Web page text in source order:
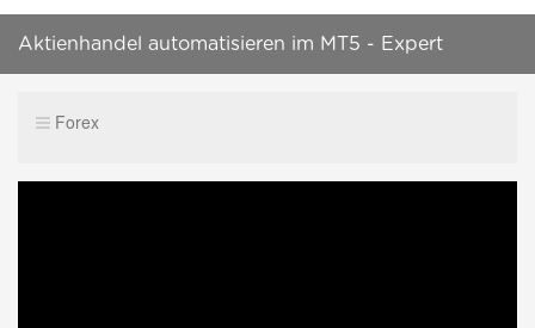
Aktienhandel automatisieren im MT5 - Expert
Forex